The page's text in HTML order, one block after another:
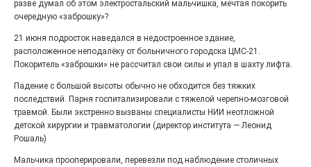
27.07.2026 0
Радость в квадрате! На этой неделе электростальцев
разве думал об этом электростальский мальчишка, мечтая покорить
очередную «заброшку»?
21 июня подросток наведался в недостроенное здание,
расположенное неподалёку от больничного городска ЦМС-21.
Покоритель «заброшки» не рассчитал свои силы и упал в шахту лифта.
Падение с большой высоты обычно не обходится без тяжких
последствий. Парня госпитализировали с тяжелой черепно-мозговой
травмой. Были экстренно вызваны специалисты НИИ неотложной
детской хирургии и травматологии (директор института — Леонид
Рошаль)
Мальчика прооперировали, перевезли под наблюдение столичных